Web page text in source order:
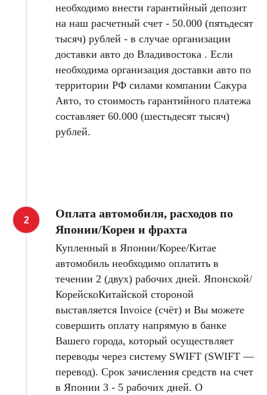
необходимо внести гарантийный депозит
на наш расчетный счет - 50.000 (пятьдесят
тысяч) рублей - в случае организации
доставки авто до Владивостока . Если
необходима организация доставки авто по
территории РФ силами компании Сакура
Авто, то стоимость гарантийного платежа
составляет 60.000 (шестьдесят тысяч)
рублей.
Оплата автомобиля, расходов по
Японии/Кореи и фрахта
Купленный в Японии/Корее/Китае
автомобиль необходимо оплатить в
течении 2 (двух) рабочих дней. Японской/
КорейскоКитайской стороной
выставляется Invoice (счёт) и Вы можете
совершить оплату напрямую в банке
Вашего города, который осуществляет
переводы через систему SWIFT (SWIFT —
перевод). Срок зачисления средств на счет
в Японии 3 - 5 рабочих дней. О